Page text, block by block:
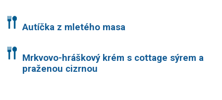
Autíčka z mletého masa
Mrkvovo-hráškový krém s cottage sýrem a
praženou cizrnou